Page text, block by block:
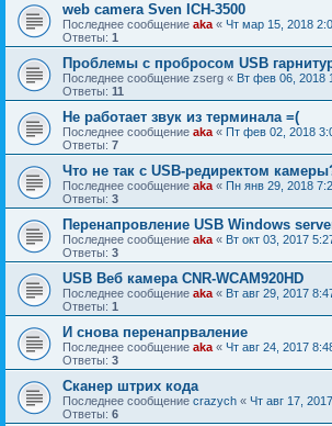
web camera Sven ICH-3500
Последнее сообщение aka « Чт мар 15, 2018
Ответы: 1
Проблемы с пробросом USB
Последнее сообщение zserg « Вт фев 06, 2018
Ответы: 11
Не работает звук из терминала =(
Последнее сообщение aka « Пт фев 02, 2018
Ответы: 7
Что не так с USB-редиректом
Последнее сообщение aka « Пн янв 29, 2018
Ответы: 3
Перенапровление USB Windows
Последнее сообщение aka « Вт окт 03, 2017
Ответы: 3
USB Веб камера CNR-WCAM920HD
Последнее сообщение aka « Вт авг 29, 2017
Ответы: 1
И снова перенапрваление
Последнее сообщение aka « Чт авг 24, 2017
Ответы: 3
Сканер штрих кода
Последнее сообщение crazych « Чт авг 17,
Ответы: 6